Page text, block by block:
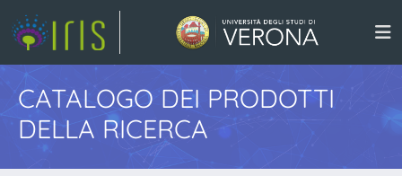
CATALOGO DEI PRODOTTI
DELLA RICERCA